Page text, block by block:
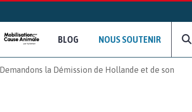
BLOG NOUS SOUTENIR
la Démission de Hollande et de son